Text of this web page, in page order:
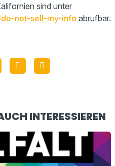
sind unter
not-sell-my-info abrufbar.
INTERESSIEREN